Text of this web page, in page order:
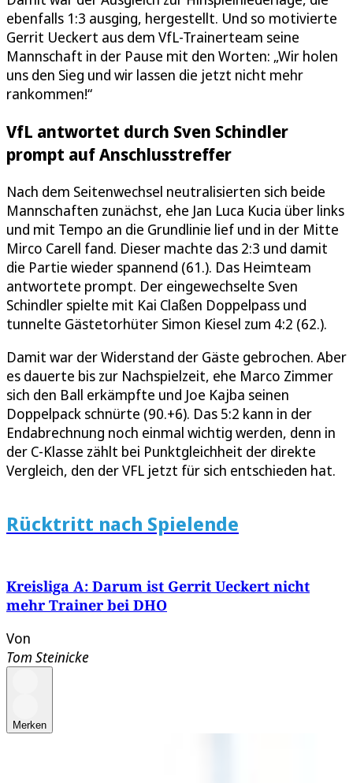
ebenfalls 1:3 ausging, hergestellt. Und so motivierte
Gerrit Ueckert aus dem VfL-Trainerteam seine
Mannschaft in der Pause mit den Worten: „Wir holen
uns den Sieg und wir lassen die jetzt nicht mehr
rankommen!“
VfL antwortet durch Sven Schindler
prompt auf Anschlusstreffer
Nach dem Seitenwechsel neutralisierten sich beide
Mannschaften zunächst, ehe Jan Luca Kucia über links
und mit Tempo an die Grundlinie lief und in der Mitte
Mirco Carell fand. Dieser machte das 2:3 und damit
die Partie wieder spannend (61.). Das Heimteam
antwortete prompt. Der eingewechselte Sven
Schindler spielte mit Kai Claßen Doppelpass und
tunnelte Gästetorhüter Simon Kiesel zum 4:2 (62.).
Damit war der Widerstand der Gäste gebrochen. Aber
es dauerte bis zur Nachspielzeit, ehe Marco Zimmer
sich den Ball erkämpfte und Joe Kajba seinen
Doppelpack schnürte (90.+6). Das 5:2 kann in der
Endabrechnung noch einmal wichtig werden, denn in
der C-Klasse zählt bei Punktgleichheit der direkte
Vergleich, den der VFL jetzt für sich entschieden hat.
Rücktritt nach Spielende
Kreisliga A: Darum ist Gerrit Ueckert nicht
mehr Trainer bei DHO
Von
Tom Steinicke
Merken